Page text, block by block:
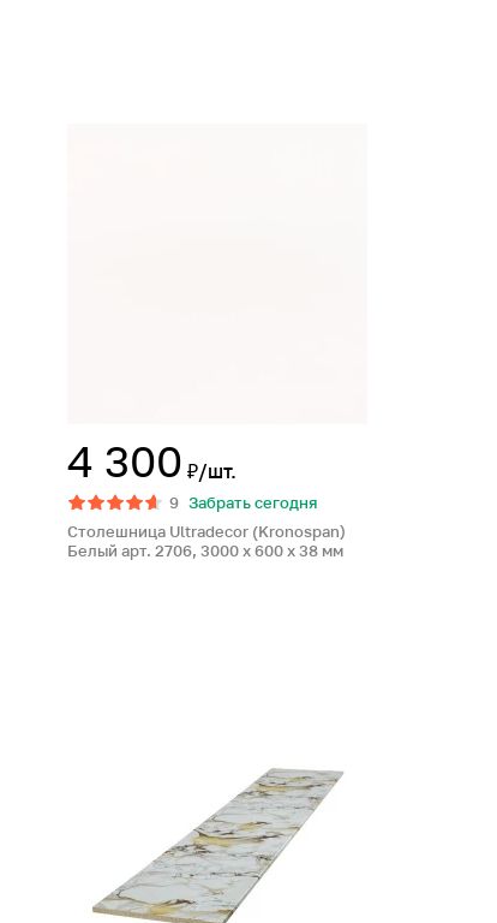
4 300 ₽/шт.
9 Забрать сегодня
Столешница Ultradecor (Kronospan)
Белый арт. 2706, 3000 x 600 x 38 мм